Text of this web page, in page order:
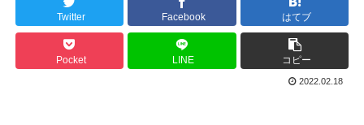
Twitter Facebook はてブ
Pocket LINE コピー
2022.02.18